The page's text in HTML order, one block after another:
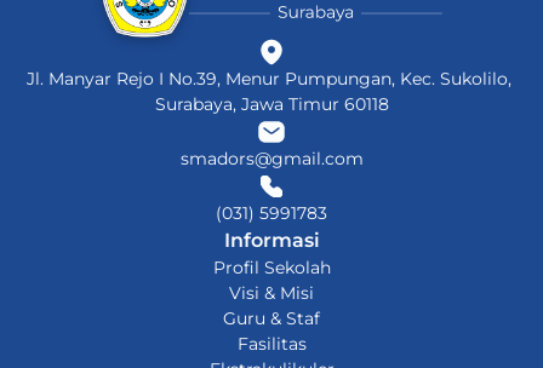
Jl. Manyar Rejo I No.39, Menur Pumpungan, Kec. Sukolilo,
Surabaya, Jawa Timur 60118
smadors@gmail.com
(031) 5991783
Informasi
Profil Sekolah
Visi & Misi
Guru & Staf
Fasilitas